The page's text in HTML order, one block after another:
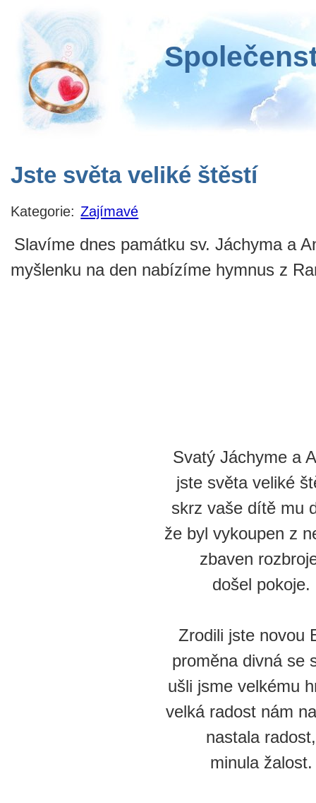
Jste světa veliké štěstí
Kategorie: Zajímavé
Slavíme dnes památku sv. Jáchyma a
myšlenku na den nabízíme hymnus z
Svatý Jáchyme a
jste světa veliké
skrz vaše dítě mu
že byl vykoupen z
zbaven
došel pokoje.
Zrodili jste novou
proměna divná se
ušli jsme velkému
velká radost nám
nastala radost,
minula žalost.